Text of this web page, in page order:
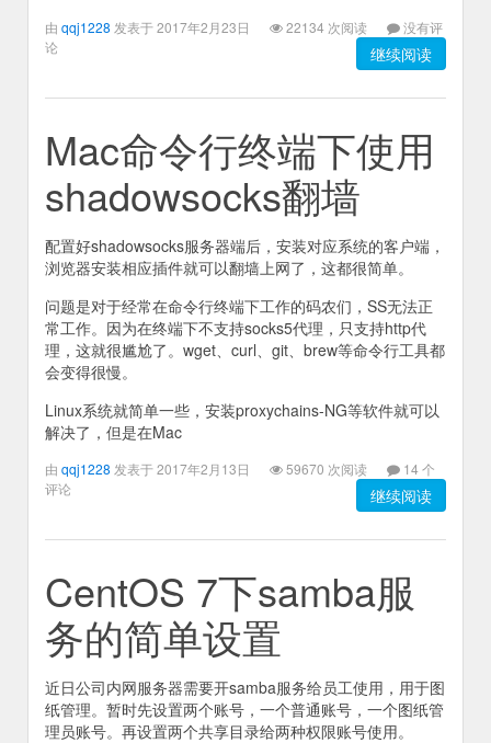
由 qqj1228 发表于 2017年2月23日 22134 次阅读
没有评
论
继续阅读
Mac命令行终端下使用
shadowsocks翻墙
配置好shadowsocks服务器端后，安装对应系统的客户端，
浏览器安装相应插件就可以翻墙上网了，这都很简单。
问题是对于经常在命令行终端下工作的码农们，SS无法正
常工作。因为在终端下不支持socks5代理，只支持http代
理，这就很尴尬了。wget、curl、git、brew等命令行工具都
会变得很慢。
Linux系统就简单一些，安装proxychains-NG等软件就可以
解决了，但是在Mac
由 qqj1228 发表于 2017年2月13日 59670 次阅读
14 个
评论
继续阅读
CentOS 7下samba服
务的简单设置
近日公司内网服务器需要开samba服务给员工使用，用于图
纸管理。暂时先设置两个账号，一个普通账号，一个图纸管
理员账号。再设置两个共享目录给两种权限账号使用。